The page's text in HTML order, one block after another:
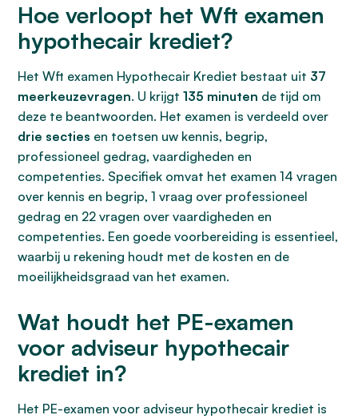
Hoe verloopt het Wft examen
hypothecair krediet?
Het Wft examen Hypothecair Krediet bestaat uit 37
meerkeuzevragen. U krijgt 135 minuten de tijd om
deze te beantwoorden. Het examen is verdeeld over
drie secties en toetsen uw kennis, begrip,
professioneel gedrag, vaardigheden en
competenties. Specifiek omvat het examen 14 vragen
over kennis en begrip, 1 vraag over professioneel
gedrag en 22 vragen over vaardigheden en
competenties. Een goede voorbereiding is essentieel,
waarbij u rekening houdt met de kosten en de
moeilijkheidsgraad van het examen.
Wat houdt het PE-examen
voor adviseur hypothecair
krediet in?
Het PE-examen voor adviseur hypothecair krediet is